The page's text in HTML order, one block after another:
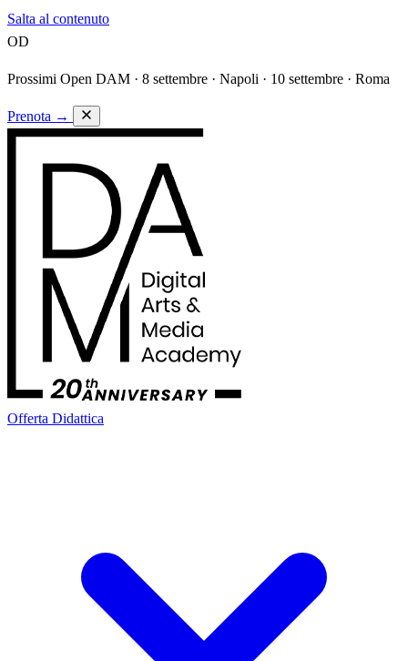
Salta al contenuto
OD
Prossimi Open DAM · 8 settembre · Napoli · 10 settembre · Roma
Prenota →
Offerta Didattica